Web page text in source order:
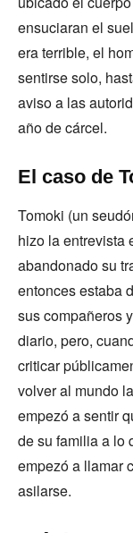
ensuciaran el
era terrible, el
sentirse solo,
aviso a las
año de cárcel.
El caso de
Tomoki (un
hizo la entrevista
abandonado su
entonces estaba
sus compañeros
diario, pero,
criticar
volver al mundo
empezó a sentir
de su familia a lo
empezó a llamar
asilarse.